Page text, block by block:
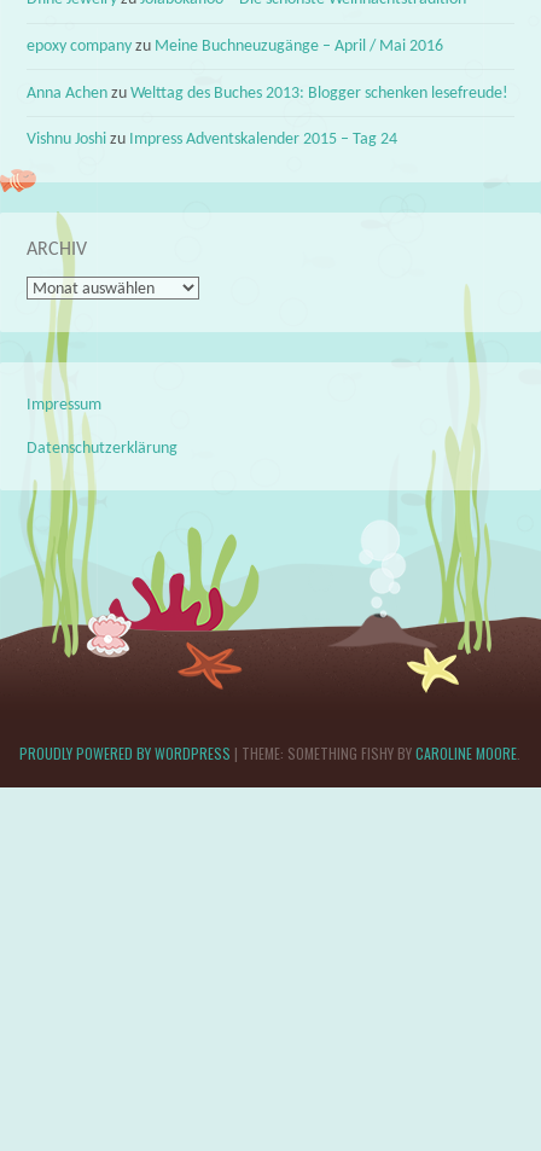
epoxy company zu Meine Buchneuzugänge – April / Mai 2016
Anna Achen zuWelttag des Buches 2013: Blogger schenken lesefreude!
Vishnu Joshi zu Impress Adventskalender 2015 – Tag 24
ARCHIV
Archiv
Impressum
Datenschutzerklärung
PROUDLY POWERED BY WORDPRESS | THEME: SOMETHING FISHY BYCAROLINE MOORE